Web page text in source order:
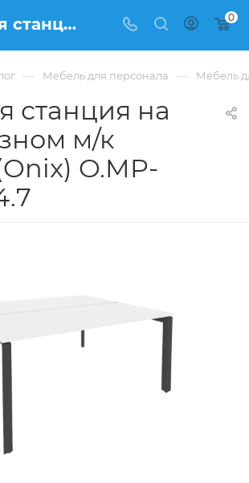
Рабочая станция на П-образном м/к Оникс (Onix) O.MP-D.RS-2.4.7 из ЛДСП купить в Москве, цена 36 958 ₽ - интернет-магазин ФРАНКОМ 0
— Мебель для персонала — Мебель
станция на
м/к
O.MP-